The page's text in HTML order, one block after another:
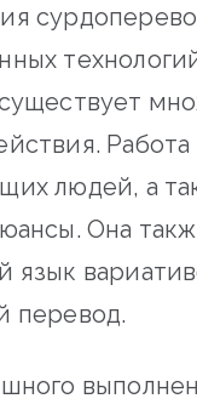
людей, а
Она
язык
перевод.